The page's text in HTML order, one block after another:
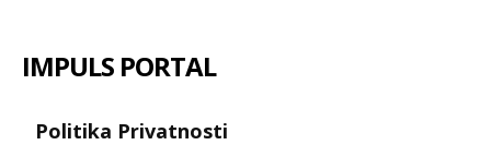
IMPULS PORTAL
Politika Privatnosti